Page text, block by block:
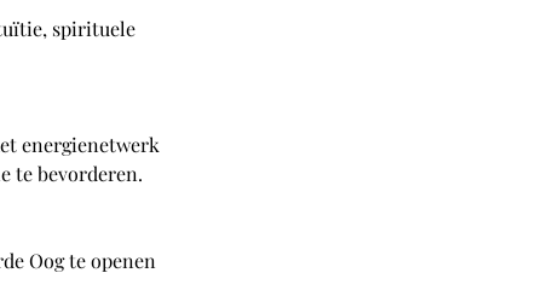
spirituele
energienetwerk
te bevorderen.
Oog te openen